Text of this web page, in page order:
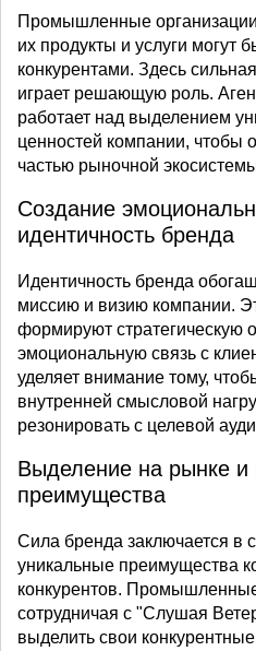
Промышленные организации
их продукты и услуги могут
конкурентами. Здесь
играет решающую роль.
работает над выделением
ценностей компании, чтобы
частью рыночной
Создание
идентичность бренда
Идентичность бренда
миссию и визию компании.
формируют стратегическую
эмоциональную связь с
уделяет внимание тому,
внутренней смысловой
резонировать с целевой
Выделение на рынке и
преимущества
Сила бренда заключается в
уникальные преимущества
конкурентов.
сотрудничая с "Слушая
выделить свои